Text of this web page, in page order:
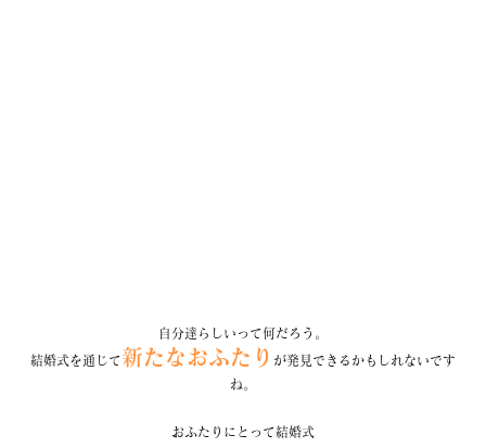
自分達らしいって何だろう。
結婚式を通じて 新たなおふたり が発見できるかもしれないです
ね。
おふたりにとって結婚式